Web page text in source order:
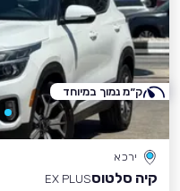
ירכא
קיה סלטוסEX PLUS
ק״מ נמוך במיוחד